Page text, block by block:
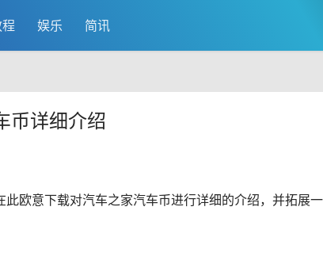
娱乐 简讯
币详细介绍
此欧意下载对汽车之家汽车币进行详细的介绍，并拓展